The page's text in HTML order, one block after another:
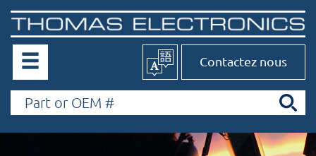
Contactez nous